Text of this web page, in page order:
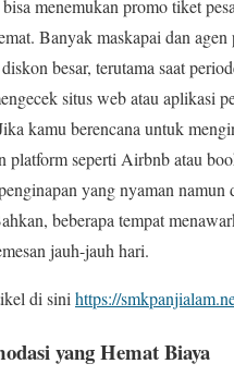
menemukan promo tiket
Banyak maskapai dan agen
besar, terutama saat
situs web atau aplikasi
kamu berencana untuk
platform seperti Airbnb atau
yang nyaman namun
beberapa tempat
jauh-jauh hari.
di sini https://
yang Hemat Biaya